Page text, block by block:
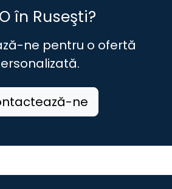
în Ruseşti?
ne pentru o ofertă
ne